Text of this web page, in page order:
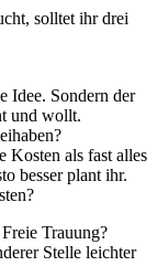
solltet ihr drei
Idee. Sondern der
und wollt.
Kosten als fast alles
besser plant ihr.
Trauung?
Stelle leichter